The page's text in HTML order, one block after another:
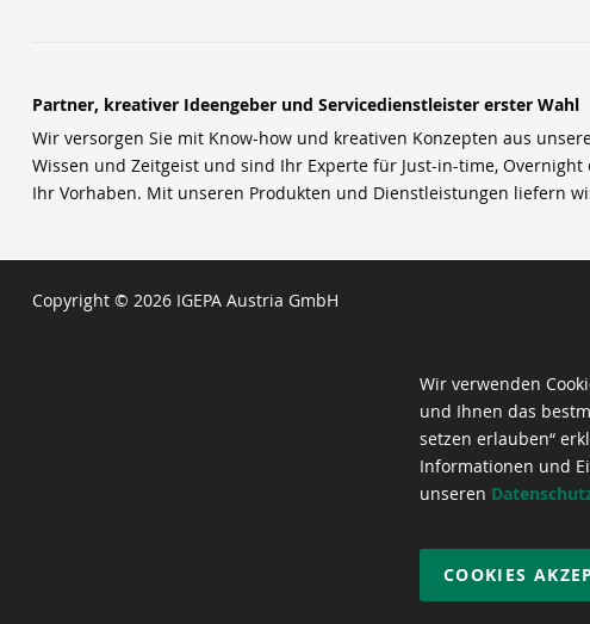
Partner, kreativer Ideengeber und Servicedienstleister erster Wahl
Wir versorgen Sie mit Know-how und kreativen Konzepten aus
Wissen und Zeitgeist und sind Ihr Experte für Just-in-time,
Ihr Vorhaben. Mit unseren Produkten und Dienstleistungen liefern
Copyright © 2026 IGEPA Austria GmbH
Wir verwenden
und Ihnen das
setzen erlauben“
Informationen und
unseren
COOKIES